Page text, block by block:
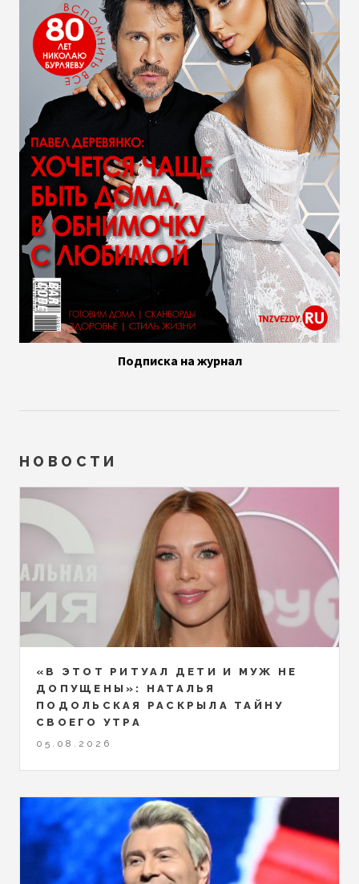
Подписка на журнал
НОВОСТИ
«В ЭТОТ РИТУАЛ ДЕТИ И МУЖ НЕ
ДОПУЩЕНЫ»: НАТАЛЬЯ
ПОДОЛЬСКАЯ РАСКРЫЛА ТАЙНУ
СВОЕГО УТРА
05.08.2026